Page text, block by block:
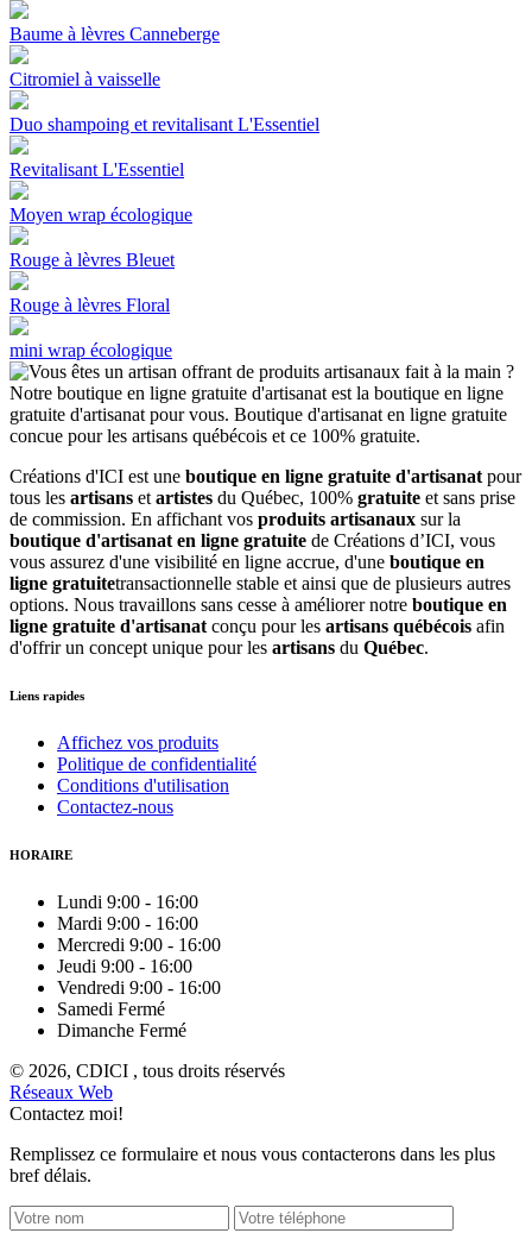
Baume à lèvres Canneberge
Citromiel à vaisselle
Duo shampoing et revitalisant L'Essentiel
Revitalisant L'Essentiel
Moyen wrap écologique
Rouge à lèvres Bleuet
Rouge à lèvres Floral
mini wrap écologique
Créations d'ICI est une boutique en ligne gratuite d'artisanat pour
tous les artisans et artistes du Québec, 100% gratuite et sans prise
de commission. En affichant vos produits artisanaux sur la
boutique d'artisanat en ligne gratuite de Créations d’ICI, vous
vous assurez d'une visibilité en ligne accrue, d'une boutique en
ligne gratuitetransactionnelle stable et ainsi que de plusieurs autres
options. Nous travaillons sans cesse à améliorer notre boutique en
ligne gratuite d'artisanat conçu pour les artisans québécois afin
d'offrir un concept unique pour les artisans du Québec.
Liens rapides
Affichez vos produits
Politique de confidentialité
Conditions d'utilisation
Contactez-nous
HORAIRE
Lundi 9:00 - 16:00
Mardi 9:00 - 16:00
Mercredi 9:00 - 16:00
Jeudi 9:00 - 16:00
Vendredi 9:00 - 16:00
Samedi Fermé
Dimanche Fermé
© 2026, CDICI , tous droits réservés
Réseaux Web
Contactez moi!
Remplissez ce formulaire et nous vous contacterons dans les plus
bref délais.